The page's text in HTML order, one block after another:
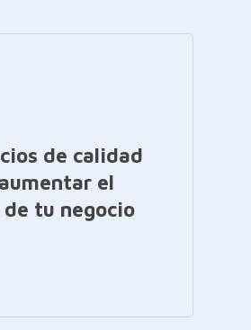
de calidad
el
tu negocio